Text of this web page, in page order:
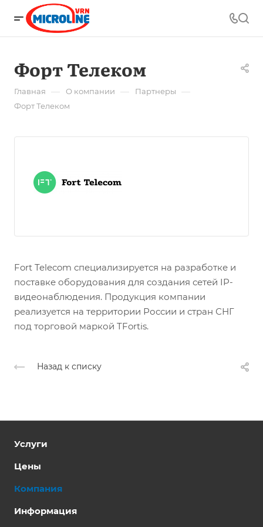
Форт Телеком
Главная — О компании — Партнеры —
Форт Телеком
Fort Telecom специализируется на разработке и
поставке оборудования для создания сетей IP-
видеонаблюдения. Продукция компании
реализуется на территории России и стран СНГ
под торговой маркой TFortis.
Назад к списку
Услуги
Цены
Компания
Информация